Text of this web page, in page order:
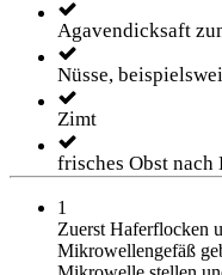
Agavendicksaft
Nüsse,
Zimt
frisches Obst
1
Zuerst Haferflocken
Mikrowellengefäß